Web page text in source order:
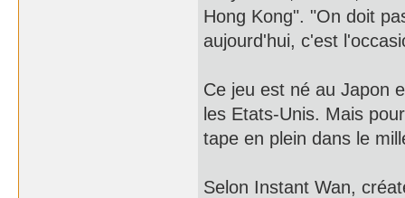
Hong Kong". "On doit
aujourd'hui, c'est
Ce jeu est né au Japon
les Etats-Unis. Mais
tape en plein dans le
Selon Instant Wan,